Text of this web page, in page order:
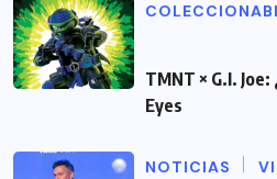
TMNT × G.I.
Eyes
NOTICIAS